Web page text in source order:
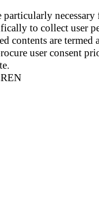
necessary
to collect user
contents are termed
user consent